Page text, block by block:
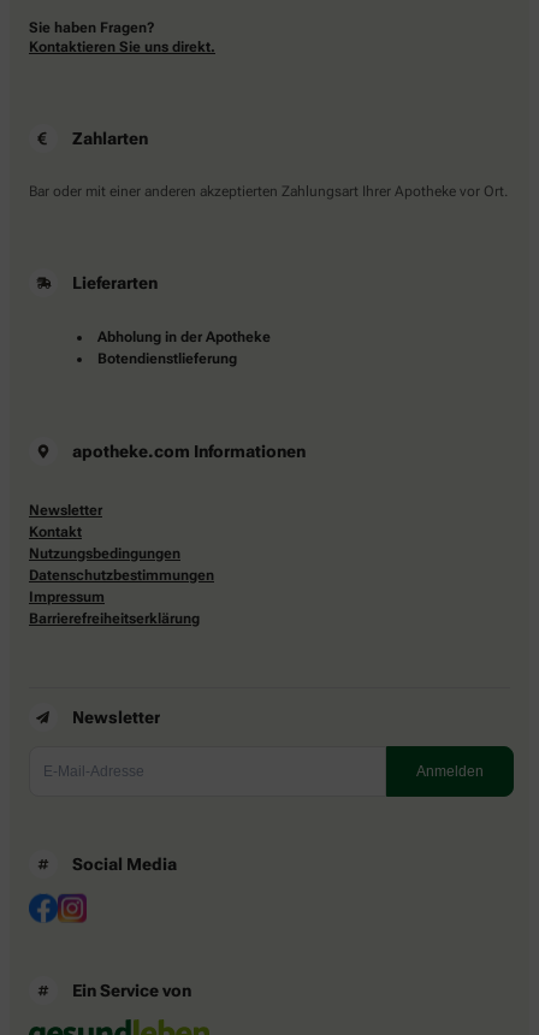
Sie haben Fragen?
Kontaktieren Sie uns direkt.
Zahlarten
Bar oder mit einer anderen akzeptierten Zahlungsart Ihrer Apotheke vor Ort.
Lieferarten
Abholung in der Apotheke
Botendienstlieferung
apotheke.com Informationen
Newsletter
Kontakt
Nutzungsbedingungen
Datenschutzbestimmungen
Impressum
Barrierefreiheitserklärung
Newsletter
Social Media
Ein Service von